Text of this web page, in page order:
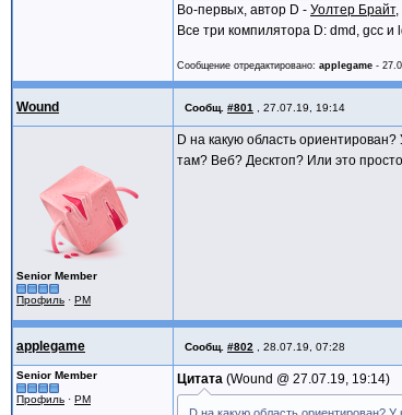
Во-первых, автор D - Уолтер Брайт,
Все три компилятора D: dmd, gcc и
Сообщение отредактировано: applegame -
Wound Сообщ. #801 27.07.19, 19:14
Senior Member
Профиль · PM
D на какую область
там? Веб? Десктоп? Или это
applegame Сообщ. #802 28.07.19, 07:28
Senior Member
Профиль · PM
Цитата Wound @ 27.07.19, 19:14